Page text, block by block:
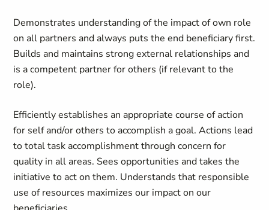
Demonstrates understanding of the impact of own role
on all partners and always puts the end beneficiary first.
Builds and maintains strong external relationships and
is a competent partner for others (if relevant to the
role).
Efficiently establishes an appropriate course of action
for self and/or others to accomplish a goal. Actions lead
to total task accomplishment through concern for
quality in all areas. Sees opportunities and takes the
initiative to act on them. Understands that responsible
use of resources maximizes our impact on our